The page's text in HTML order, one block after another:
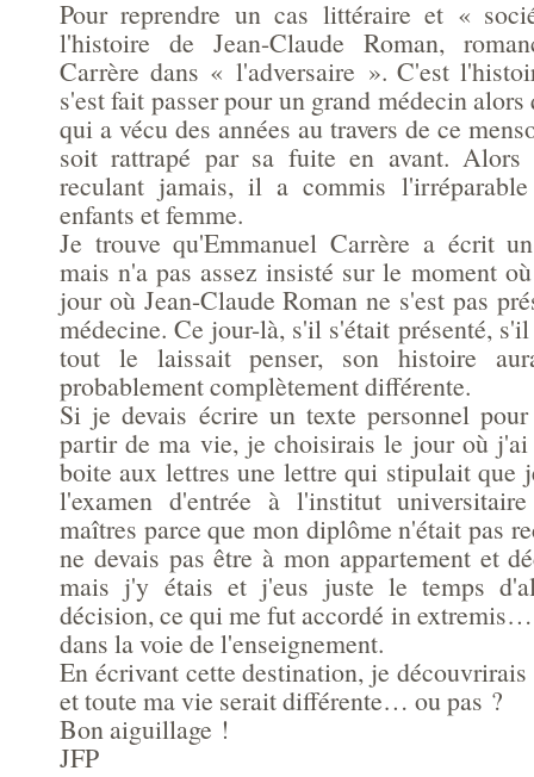
Pour reprendre un cas littéraire et «
l'histoire de Jean-Claude Roman,
Carrère dans « l'adversaire ». C'est
s'est fait passer pour un grand médecin
qui a vécu des années au travers de ce
soit rattrapé par sa fuite en avant. Alors
reculant jamais, il a commis
enfants et femme.
Je trouve qu'Emmanuel Carrère a écrit
mais n'a pas assez insisté sur le moment
jour où Jean-Claude Roman ne s'est pas
médecine. Ce jour-là, s'il s'était présenté,
tout le laissait penser, son histoire
probablement complètement différente.
Si je devais écrire un texte personnel
partir de ma vie, je choisirais le jour où j'ai
boite aux lettres une lettre qui stipulait que
l'examen d'entrée à l'institut
maîtres parce que mon diplôme n'était pas
ne devais pas être à mon appartement et
mais j'y étais et j'eus juste le temps
décision, ce qui me fut accordé in
dans la voie de l'enseignement.
En écrivant cette destination, je
et toute ma vie serait différente… ou pas ?
Bon aiguillage !
JFP